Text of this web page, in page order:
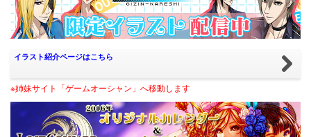
イラスト紹介ページはこちら
※姉妹サイト「ゲームオーシャン」へ移動します